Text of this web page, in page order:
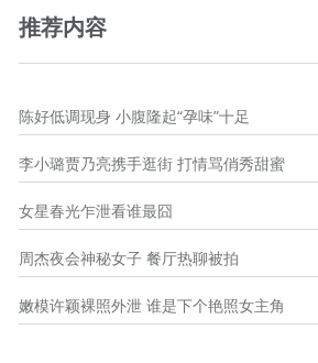
推荐内容
陈好低调现身 小腹隆起“孕味”十足
李小璐贾乃亮携手逛街 打情骂俏秀甜蜜
女星春光乍泄看谁最囧
周杰夜会神秘女子 餐厅热聊被拍
嫩模许颖裸照外泄 谁是下个艳照女主角